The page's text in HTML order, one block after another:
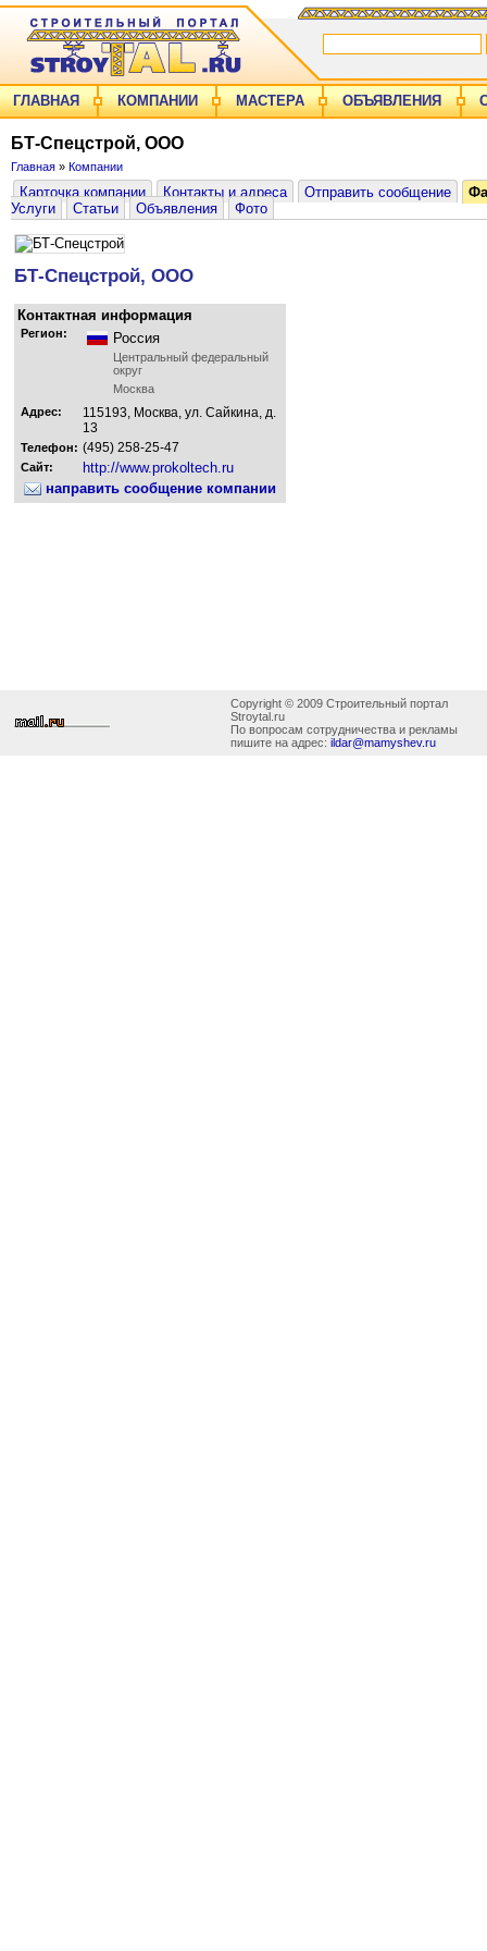
ГЛАВНАЯ КОМПАНИИ МАСТЕРА ОБЪЯВЛЕНИЯ
БТ-Спецстрой, ООО
Главная » Компании
Карточка компании Контакты и адреса Отправить сообщение
Услуги
Статьи Объявления Фото
БТ-Спецстрой, ООО
Контактная информация
Регион: Россия
Центральный федеральный
округ
Москва
Адрес:
115193, Москва, ул. Сайкина, д.
13
Телефон: (495) 258-25-47
Сайт:
http://www.prokoltech.ru
направить сообщение компании
Copyright © 2009 Строительный портал
Stroytal.ru
По вопросам сотрудничества и рекламы
пишите на адрес: ildar@mamyshev.ru